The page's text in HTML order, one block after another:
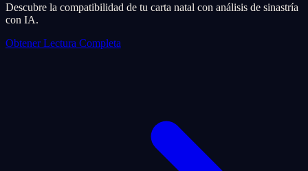
Descubre la compatibilidad de tu carta natal con análisis de sinastría
con IA.
Obtener Lectura Completa